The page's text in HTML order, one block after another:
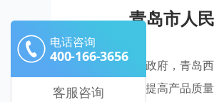
青岛市人
各区、市人民政府，青岛
各行各业不断提高产品质
电话咨询
400-166-3656
客服咨询